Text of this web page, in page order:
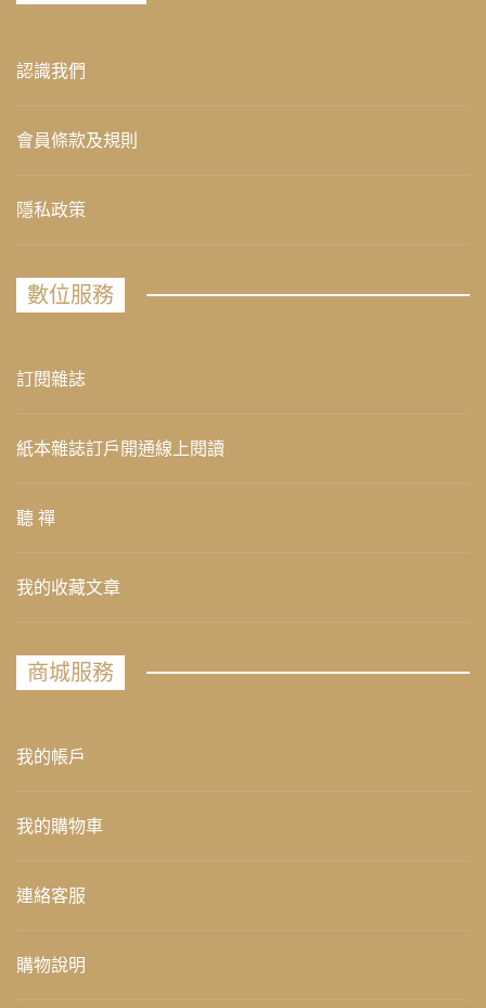
認識我們
會員條款及規則
隱私政策
數位服務
訂閱雜誌
紙本雜誌訂戶開通線上閱讀
聽 禪
我的收藏文章
商城服務
我的帳戶
我的購物車
連絡客服
購物說明